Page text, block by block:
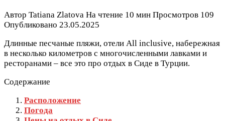
Автор Tatiana Zlatova На чтение 10 мин Просмотров 109
Опубликовано 23.05.2025
Длинные песчаные пляжи, отели All inclusive, набережная
в несколько километров с многочисленными лавками и
ресторанами – все это про отдых в Сиде в Турции.
Содержание
Расположение
Погода